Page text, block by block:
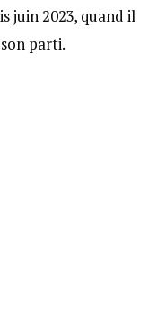
juin 2023, quand il
parti.